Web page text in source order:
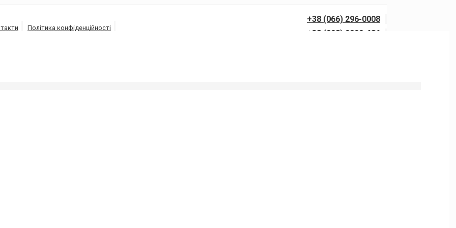
+38 (066) 296-0008
+38 (098) 0099-686
Політика конфіденційності
під високим тиском напором води від 150 до 300 бар із гарантією якості. Виїзд